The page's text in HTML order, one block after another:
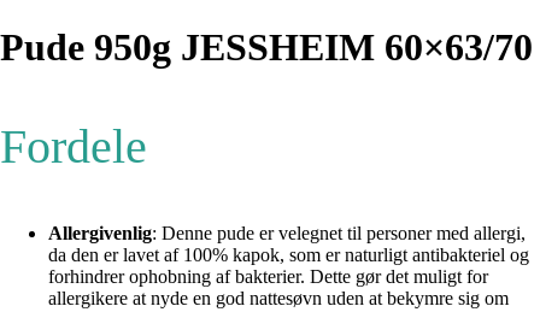
Pude 950g JESSHEIM 60×63/70
Fordele
Allergivenlig: Denne pude er velegnet til personer med allergi,
da den er lavet af 100% kapok, som er naturligt antibakteriel og
forhindrer ophobning af bakterier. Dette gør det muligt for
allergikere at nyde en god nattesøvn uden at bekymre sig om